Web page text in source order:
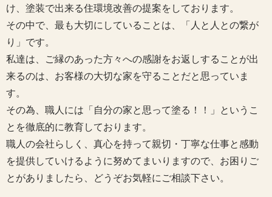
け、塗装で出来る住環境改善の提案をしております。
その中で、最も大切にしていることは、「人と人との繋が
り」です。
私達は、ご縁のあった方々への感謝をお返しすることが出
来るのは、お客様の大切な家を守ることだと思っていま
す。
その為、職人には「自分の家と思って塗る！！」というこ
とを徹底的に教育しております。
職人の会社らしく、真心を持って親切・丁寧な仕事と感動
を提供していけるように努めてまいりますので、お困りご
とがありましたら、どうぞお気軽にご相談下さい。